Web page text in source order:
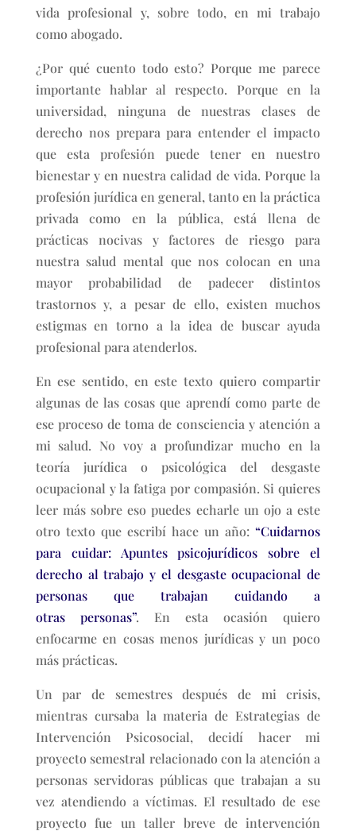
vida profesional y, sobre todo, en mi trabajo
como abogado.
¿Por qué cuento todo esto? Porque me parece
importante hablar al respecto. Porque en la
universidad, ninguna de nuestras clases de
derecho nos prepara para entender el impacto
que esta profesión puede tener en nuestro
bienestar y en nuestra calidad de vida. Porque la
profesión jurídica en general, tanto en la práctica
privada como en la pública, está llena de
prácticas nocivas y factores de riesgo para
nuestra salud mental que nos colocan en una
mayor probabilidad de padecer distintos
trastornos y, a pesar de ello, existen muchos
estigmas en torno a la idea de buscar ayuda
profesional para atenderlos.
En ese sentido, en este texto quiero compartir
algunas de las cosas que aprendí como parte de
ese proceso de toma de consciencia y atención a
mi salud. No voy a profundizar mucho en la
teoría jurídica o psicológica del desgaste
ocupacional y la fatiga por compasión. Si quieres
leer más sobre eso puedes echarle un ojo a este
otro texto que escribí hace un año:“Cuidarnos
para cuidar: Apuntes psicojurídicos sobre el
derecho al trabajo y el desgaste ocupacional de
personas que trabajan cuidando a
otras personas”. En esta ocasión quiero
enfocarme en cosas menos jurídicas y un poco
más prácticas.
Un par de semestres después de mi crisis,
mientras cursaba la materia de Estrategias de
Intervención Psicosocial, decidí hacer mi
proyecto semestral relacionado con la atención a
personas servidoras públicas que trabajan a su
vez atendiendo a víctimas. El resultado de ese
proyecto fue un taller breve de intervención